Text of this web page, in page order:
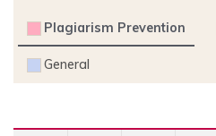
Plagiarism Prevention
General